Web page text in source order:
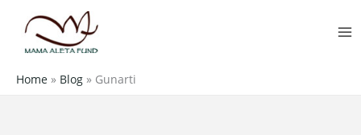
content
Home » Blog » Gunarti